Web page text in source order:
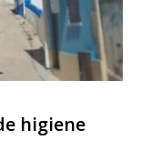
higiene